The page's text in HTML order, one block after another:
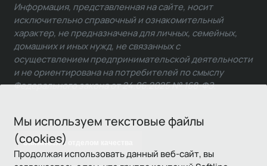
Мы используем текстовые файлы
(cookies)
Продолжая использовать данный веб-сайт, вы
Связаться с отделом качества
Информация, представленная на сайте, носит
исключительно справочный и ознакомительный
характер, не предназначена для личных, семейных,
домашних и иных нужд, не связанных с
осуществлением предпринимательской деятельности
и не ориентирована на потребителей по смыслу
Федерального закона от 24.06.2025 № 168-ФЗ.